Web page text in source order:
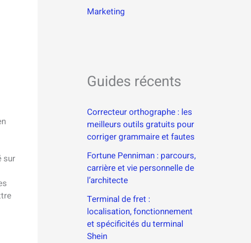
sur
Marketing
Guides récents
Correcteur orthographe : les
meilleurs outils gratuits pour
corriger grammaire et fautes
Fortune Penniman : parcours,
carrière et vie personnelle de
l’architecte
Terminal de fret :
localisation, fonctionnement
et spécificités du terminal
Shein